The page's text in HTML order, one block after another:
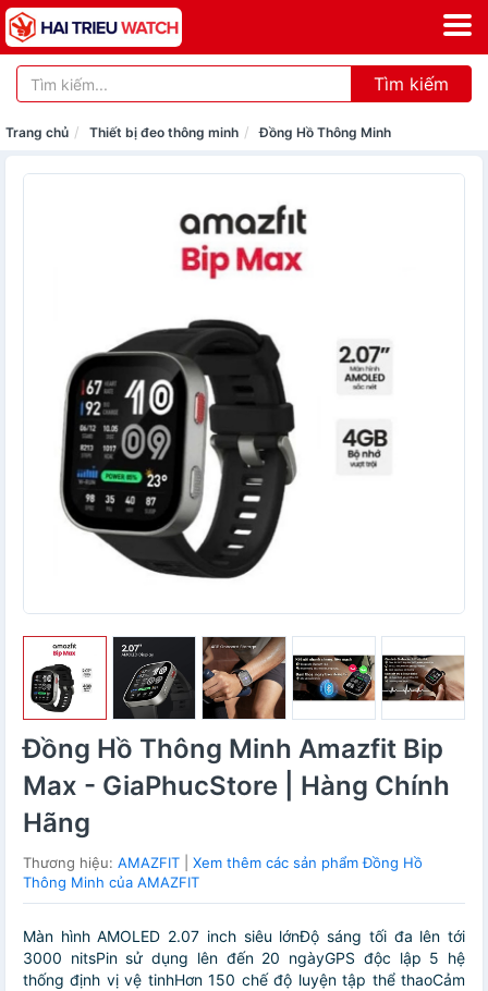
Tìm kiếm
Trang chủ Thiết bị đeo thông minh Đồng Hồ Thông Minh
Đồng Hồ Thông Minh Amazfit Bip
Max - GiaPhucStore | Hàng Chính
Hãng
Thương hiệu: AMAZFIT
Xem thêm các sản phẩm Đồng Hồ
Thông Minh của AMAZFIT
Màn hình AMOLED 2.07 inch siêu lớn️Độ sáng tối đa lên tới
3000 nitsPin sử dụng lên đến 20 ngày️GPS độc lập 5 hệ
thống định vị vệ tinhHơn 150 chế độ luyện tập thể thao️Cảm